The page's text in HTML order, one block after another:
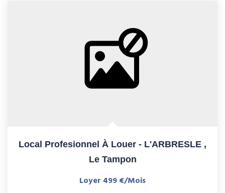
ESPACE CLIENT
Local Profesionnel À Louer - L'ARBRESLE ,
Le Tampon
Loyer 499 €/mois